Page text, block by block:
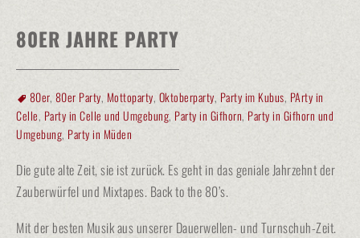
80ER JAHRE PARTY
80er, 80er Party, Mottoparty, Oktoberparty, Party im Kubus, PArty in
Celle, Party in Celle und Umgebung, Party in Gifhorn, Party in Gifhorn und
Umgebung, Party in Müden
Die gute alte Zeit, sie ist zurück. Es geht in das geniale Jahrzehnt der
Zauberwürfel und Mixtapes. Back to the 80’s.
Mit der besten Musik aus unserer Dauerwellen- und Turnschuh-Zeit.